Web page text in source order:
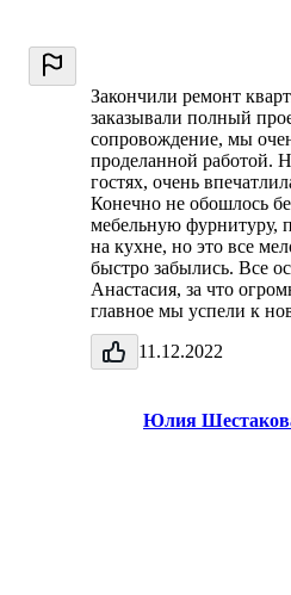
Закончили ремонт
заказывали полный
сопровождение, мы
проделанной работой.
гостях, очень
Конечно не обошлось
мебельную фурнитуру,
на кухне, но это все
быстро забылись. Все
Анастасия, за что
главное мы успели к
11.12.2022
Юлия